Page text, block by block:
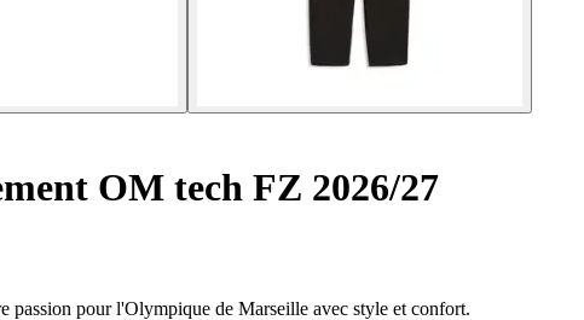
OM tech FZ 2026/27
passion pour l'Olympique de Marseille avec style et confort.